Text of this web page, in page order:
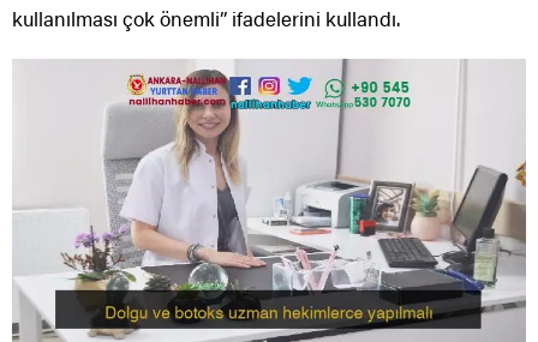
kullanılması çok önemli” ifadelerini kullandı.